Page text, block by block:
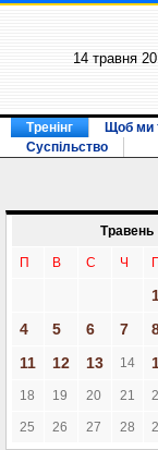
14 травня
Тренінг Щоб ми
Суспільство
Травень
П В С Ч П
4
5 6 7
11
12 13 14
18 19 20 21
25 26 27 28